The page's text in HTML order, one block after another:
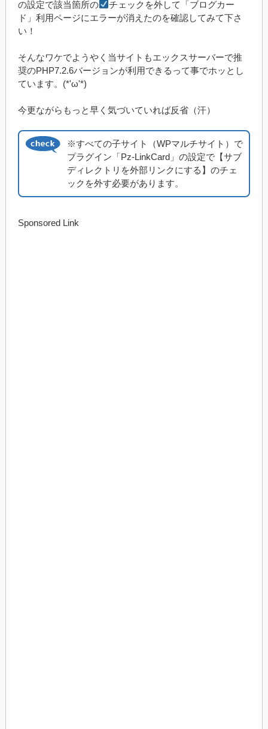
の設定で該当箇所の
チェックを外して「ブログカー
ド」利用ページにエラーが消えたのを確認してみて下さ
い！
そんなワケでようやく当サイトもエックスサーバーで推
奨のPHP7.2.6バージョンが利用できるって事でホッとし
ています。(*'ω'*)
今更ながらもっと早く気づいていれば反省（汗）
※すべての子サイト（WPマルチサイト）で
プラグイン「Pz-LinkCard」の設定で【サブ
ディレクトリを外部リンクにする】のチェ
ックを外す必要があります。
Sponsored Link